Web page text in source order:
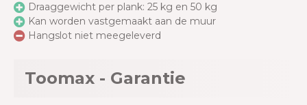
Draaggewicht per plank: 25 kg en 50 kg
Kan worden vastgemaakt aan de muur
Hangslot niet meegeleverd
Toomax - Garantie